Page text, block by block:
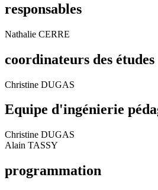
responsables
Nathalie CERRE
coordinateurs des études
Christine DUGAS
Equipe d'ingénierie
Christine DUGAS
Alain TASSY
programmation